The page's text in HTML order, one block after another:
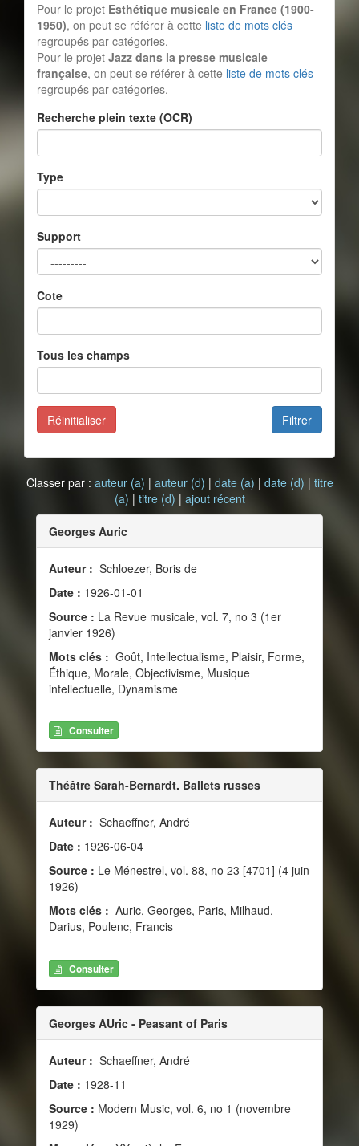
Pour le projet Esthétique musicale en France (1900-
1950), on peut se référer à cette liste de mots clés
regroupés par catégories.
Pour le projet Jazz dans la presse musicale
française, on peut se référer à cette liste de mots clés
regroupés par catégories.
Recherche plein texte (OCR)
Type
Support
Cote
Tous les champs
Filtrer
Réinitialiser
Classer par : auteur (a) | auteur (d) | date (a) | date (d) | titre
(a) | titre (d) | ajout récent
Georges Auric
Auteur : Schloezer, Boris de
Date : 1926-01-01
Source : La Revue musicale, vol. 7, no 3 (1er
janvier 1926)
Mots clés : Goût, Intellectualisme, Plaisir, Forme,
Éthique, Morale, Objectivisme, Musique
intellectuelle, Dynamisme
Consulter
Théâtre Sarah-Bernardt. Ballets russes
Auteur : Schaeffner, André
Date : 1926-06-04
Source : Le Ménestrel, vol. 88, no 23 [4701] (4 juin
1926)
Mots clés : Auric, Georges, Paris, Milhaud,
Darius, Poulenc, Francis
Consulter
Georges AUric - Peasant of Paris
Auteur : Schaeffner, André
Date : 1928-11
Source : Modern Music, vol. 6, no 1 (novembre
1929)